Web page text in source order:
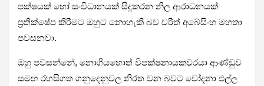
පක්ෂයක් හෝ සංවිධානයක් සිදුකරන නිල ආරාධනයක්
ප්‍රතික්ෂේප කිරීමට ඔහුට නොහැකි බව චරිත් අබේසිංහ මහතා
පවසනවා.
ඔහු පවසන්නේ, නොගියහොත් විපක්ෂනායකවරයා ආණ්ඩුව
සමඟ රහසිගත ගනුදෙනුවල නිරත වන බවට චෝදනා එල්ල